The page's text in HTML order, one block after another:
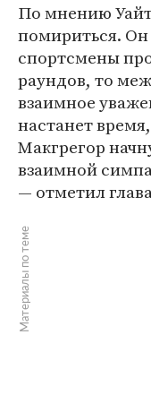
По мнению
помириться. Он
спортсмены
раундов, то
взаимное
настанет
Макгрегор
взаимной
— отметил
Материалы по теме